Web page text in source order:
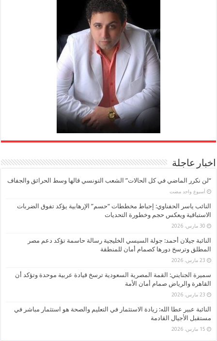
اخبار عاجلة
“لن نكرر الماضي في كل الحالات” الشعب التونسي قالها وسط الحرائق والجفاف
‏أسبوع واحد مضت
النائب ياسر الحفناوي: إحباط مخططات “حسم” الإرهابية يؤكد تفوق الضربات
الاستباقية ويعكس حجم وخطورة التحديات
30 مارس، 2026
النائبة جيلان أحمد: جولة السيسي الخليجية رسالة حاسمة تؤكد دعم مصر
المطلق وترسخ دورها كصمام أمان للمنطقة
23 مارس، 2026
سميرة الجنايني: القمة المصرية السعودية ترسخ قيادة عربية موحدة وتؤكد أن
القاهرة والرياض صمام أمان الأمة
23 مارس، 2026
النائبة عبير عطا الله: زيادة الاستثمار في التعليم والصحة هو استثمار مباشر في
مستقبل الأجيال القادمة
15 مارس، 2026